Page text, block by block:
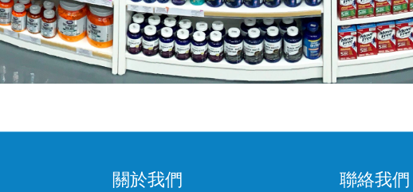
關於我們 聯絡我們